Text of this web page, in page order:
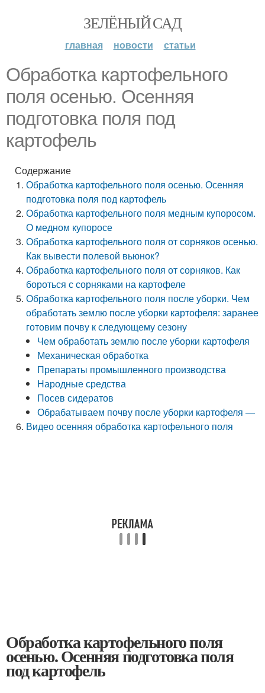
ЗЕЛЁНЫЙ САД
главная новости статьи
Обработка картофельного
поля осенью. Осенняя
подготовка поля под
картофель
Содержание
Обработка картофельного поля осенью. Осенняя
подготовка поля под картофель
Обработка картофельного поля медным купоросом.
О медном купоросе
Обработка картофельного поля от сорняков осенью.
Как вывести полевой вьюнок?
Обработка картофельного поля от сорняков. Как
бороться с сорняками на картофеле
Обработка картофельного поля после уборки. Чем
обработать землю после уборки картофеля: заранее
готовим почву к следующему сезону
Чем обработать землю после уборки картофеля
Механическая обработка
Препараты промышленного производства
Народные средства
Посев сидератов
Обрабатываем почву после уборки картофеля —
Видео осенняя обработка картофельного поля
Обработка картофельного поля
осенью. Осенняя подготовка поля
под картофель